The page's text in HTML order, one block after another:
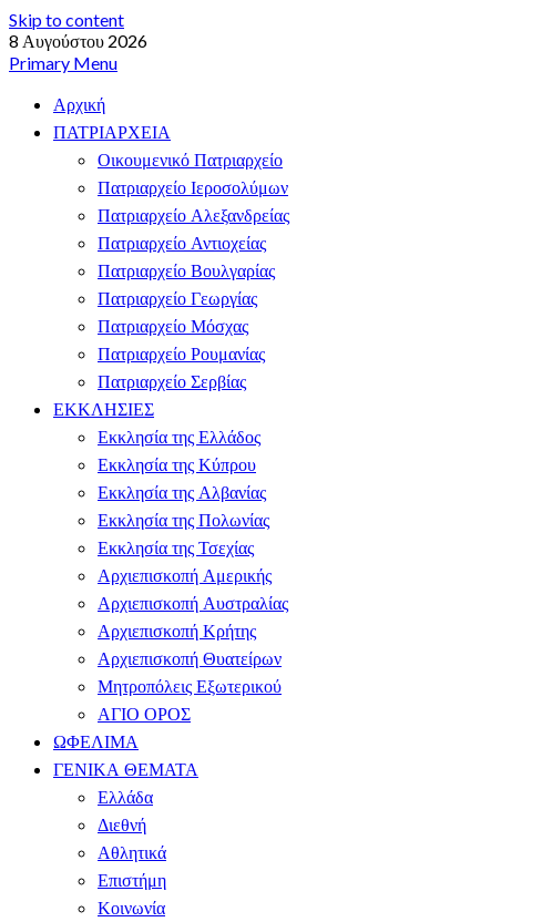
Skip to content
8 Αυγούστου 2026
Primary Menu
Αρχική
ΠΑΤΡΙΑΡΧΕΙΑ
Οικουμενικό Πατριαρχείο
Πατριαρχείο Ιεροσολύμων
Πατριαρχείο Αλεξανδρείας
Πατριαρχείο Αντιοχείας
Πατριαρχείο Βουλγαρίας
Πατριαρχείο Γεωργίας
Πατριαρχείο Μόσχας
Πατριαρχείο Ρουμανίας
Πατριαρχείο Σερβίας
ΕΚΚΛΗΣΙΕΣ
Εκκλησία της Ελλάδος
Εκκλησία της Κύπρου
Εκκλησία της Αλβανίας
Εκκλησία της Πολωνίας
Εκκλησία της Τσεχίας
Αρχιεπισκοπή Αμερικής
Αρχιεπισκοπή Αυστραλίας
Αρχιεπισκοπή Κρήτης
Αρχιεπισκοπή Θυατείρων
Μητροπόλεις Εξωτερικού
ΑΓΙΟ ΟΡΟΣ
ΩΦΕΛΙΜΑ
ΓΕΝΙΚΑ ΘΕΜΑΤΑ
Ελλάδα
Διεθνή
Αθλητικά
Επιστήμη
Κοινωνία